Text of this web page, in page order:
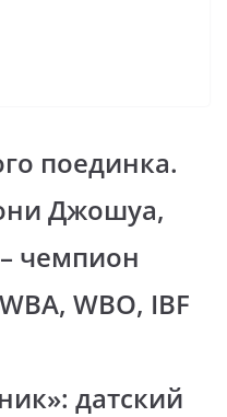
поединка.
Джошуа,
чемпион
WBO, IBF
датский